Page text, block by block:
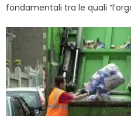
fondamentali tra le quali